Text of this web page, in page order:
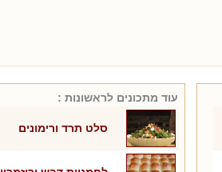
עוד מתכונים לראשונות :
סלט תרד ורימונים